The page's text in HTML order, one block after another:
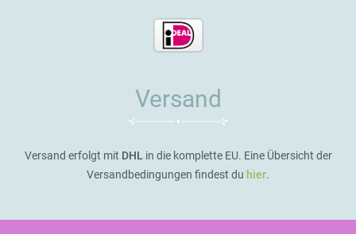
Versand
Versand erfolgt mit DHLin die komplette EU. Eine Übersicht der
Versandbedingungen findest du hier.